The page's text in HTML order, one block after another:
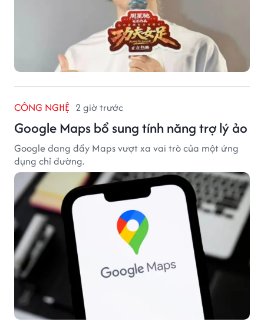
CÔNG NGHỆ 2 giờ trước
Google Maps bổ sung tính năng trợ lý ảo
Google đang đẩy Maps vượt xa vai trò của một ứng
dụng chỉ đường.